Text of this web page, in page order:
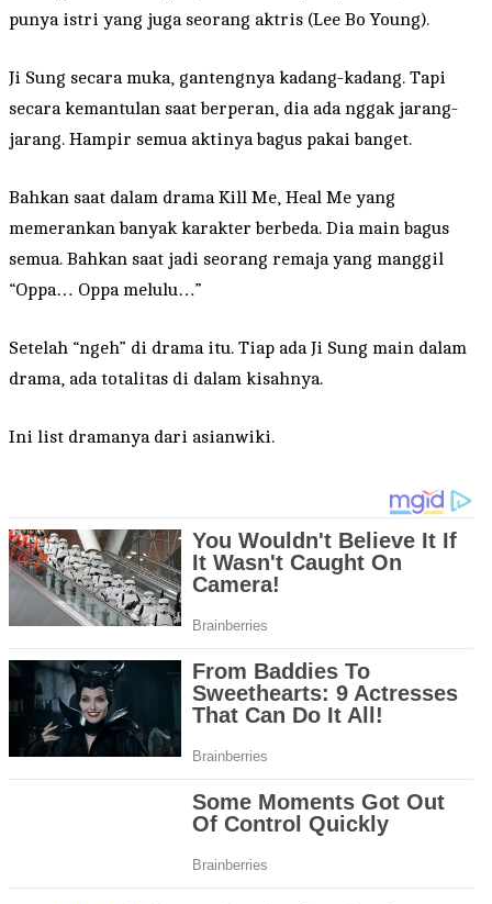
punya istri yang juga seorang aktris (Lee Bo Young).
Ji Sung secara muka, gantengnya kadang-kadang. Tapi
secara kemantulan saat berperan, dia ada nggak jarang-
jarang. Hampir semua aktinya bagus pakai banget.
Bahkan saat dalam drama Kill Me, Heal Me yang
memerankan banyak karakter berbeda. Dia main bagus
semua. Bahkan saat jadi seorang remaja yang manggil
“Oppa… Oppa melulu…”
Setelah “ngeh” di drama itu. Tiap ada Ji Sung main dalam
drama, ada totalitas di dalam kisahnya.
Ini list dramanya dari asianwiki.